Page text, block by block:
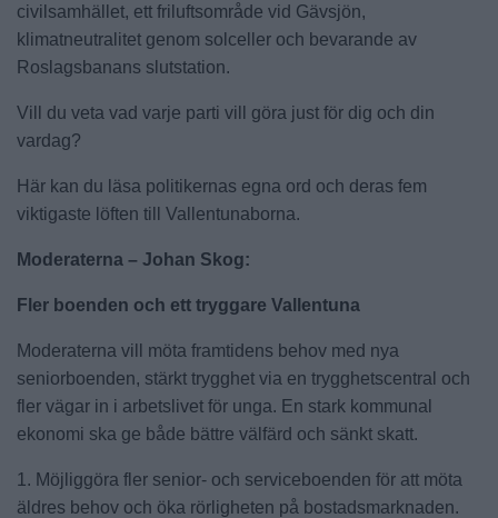
civilsamhället, ett friluftsområde vid Gävsjön,
klimatneutralitet genom solceller och bevarande av
Roslagsbanans slutstation.
Vill du veta vad varje parti vill göra just för dig och din
vardag?
Här kan du läsa politikernas egna ord och deras fem
viktigaste löften till Vallentunaborna.
Moderaterna – Johan Skog:
Fler boenden och ett tryggare Vallentuna
Moderaterna vill möta framtidens behov med nya
seniorboenden, stärkt trygghet via en trygghetscentral och
fler vägar in i arbetslivet för unga. En stark kommunal
ekonomi ska ge både bättre välfärd och sänkt skatt.
1. Möjliggöra fler senior- och serviceboenden för att möta
äldres behov och öka rörligheten på bostadsmarknaden.